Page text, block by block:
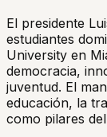
El presidente
estudiantes
University en
democracia,
juventud. El
educación, la
como pilares